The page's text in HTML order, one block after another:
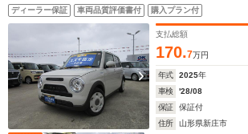
ディーラー保証 車両品質評価書付 購入プラン付
支払総額
170.7万円
年式 2025年
車検
'28/08
保証
保証付
住所
山形県新庄市